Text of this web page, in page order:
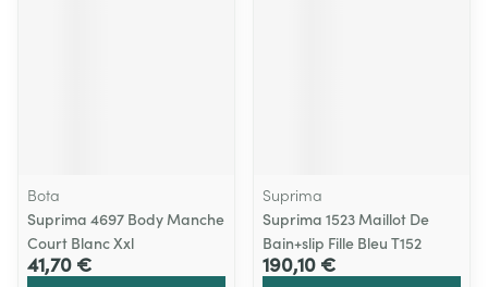
Bota
Suprima 4697 Body Manche
Court Blanc Xxl
41,70 €
Suprima
Suprima 1523 Maillot De
Bain+slip Fille Bleu T152
190,10 €